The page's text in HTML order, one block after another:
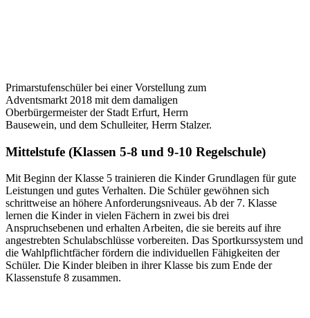
Primarstufenschüler bei einer Vorstellung zum
Adventsmarkt 2018 mit dem damaligen
Oberbürgermeister der Stadt Erfurt, Herrn
Bausewein, und dem Schulleiter, Herrn Stalzer.
Mittelstufe (Klassen 5-8 und 9-10 Regelschule)
Mit Beginn der Klasse 5 trainieren die Kinder Grundlagen für gute
Leistungen und gutes Verhalten. Die Schüler gewöhnen sich
schrittweise an höhere Anforderungsniveaus. Ab der 7. Klasse
lernen die Kinder in vielen Fächern in zwei bis drei
Anspruchsebenen und erhalten Arbeiten, die sie bereits auf ihre
angestrebten Schulabschlüsse vorbereiten. Das Sportkurssystem und
die Wahlpflichtfächer fördern die individuellen Fähigkeiten der
Schüler. Die Kinder bleiben in ihrer Klasse bis zum Ende der
Klassenstufe 8 zusammen.